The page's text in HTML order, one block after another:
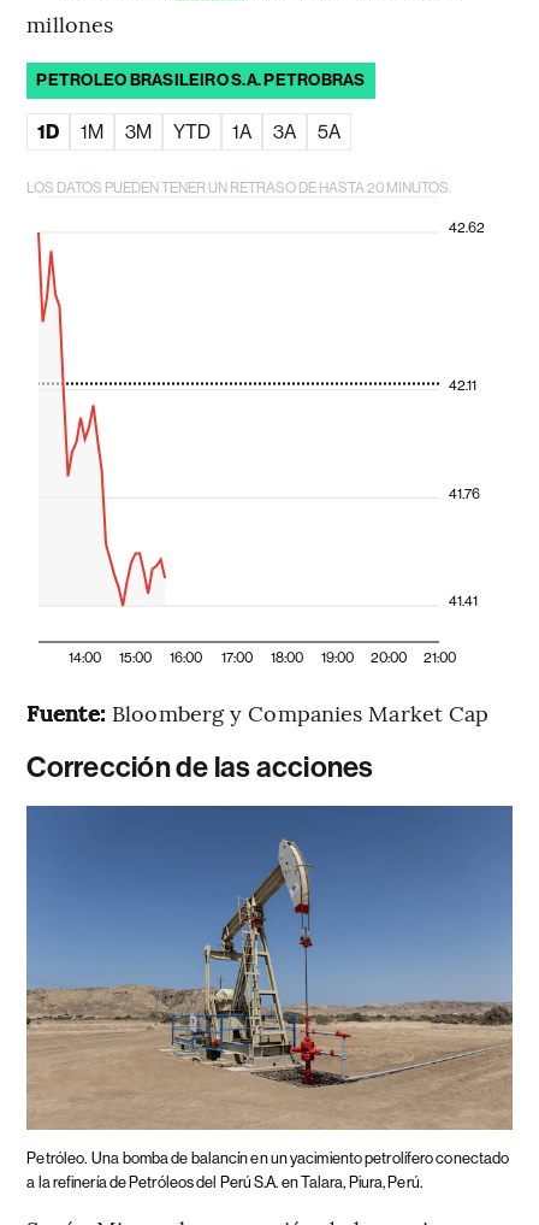
millones
PETROLEO BRASILEIRO S.A. PETROBRAS
1D 1M 3M YTD 1A 3A 5A
LOS DATOS PUEDEN TENER UN RETRASO DE HASTA 20 MINUTOS.
14:00 15:00 16:00 17:00 18:00 19:00 20:00 21:00
41.41
41.76
42.11
42.62
Fuente: Bloomberg y Companies Market Cap
Corrección de las acciones
Petróleo. Una bomba de balancín en un yacimiento petrolífero conectado
a la refinería de Petróleos del Perú S.A. en Talara, Piura, Perú.